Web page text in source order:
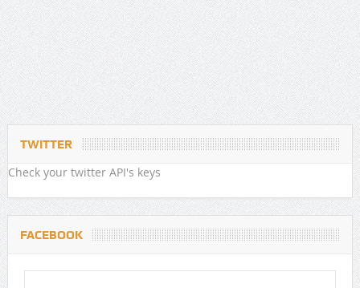
TWITTER
Check your twitter API's keys
FACEBOOK